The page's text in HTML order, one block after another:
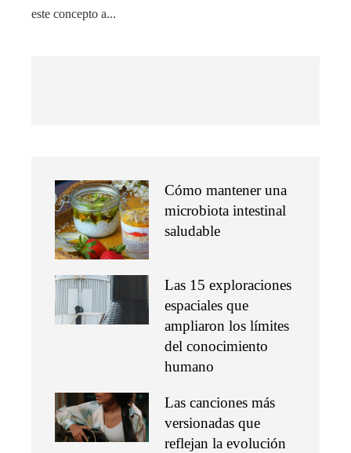
este concepto a...
Cómo mantener una
microbiota intestinal
saludable
Las 15 exploraciones
espaciales que
ampliaron los límites
del conocimiento
humano
Las canciones más
versionadas que
reflejan la evolución